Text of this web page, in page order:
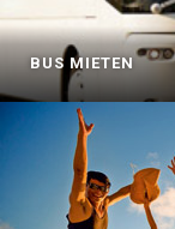
BUS MIETEN